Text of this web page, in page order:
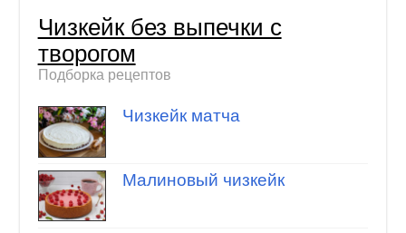
Чизкейк без выпечки с
творогом
Подборка рецептов
Чизкейк матча
Малиновый чизкейк